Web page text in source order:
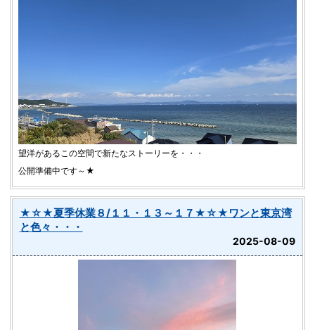
望洋があるこの空間で新たなストーリーを・・・
公開準備中です～★
★☆★夏季休業８/１１・１３～１７★☆★ワンと東京湾
と色々・・・
2025-08-09